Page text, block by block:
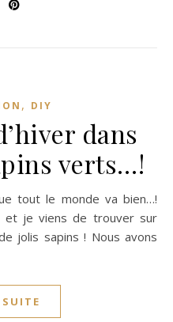
, DIY
dans
verts…!
et je viens de trouver sur
jolis sapins ! Nous avons